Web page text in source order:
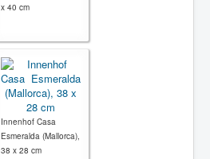
x 40 cm
Innenhof Casa
Esmeralda (Mallorca),
38 x 28 cm